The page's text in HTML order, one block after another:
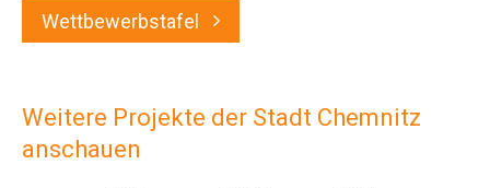
Wettbewerbstafel
Weitere Projekte der Stadt Chemnitz
anschauen